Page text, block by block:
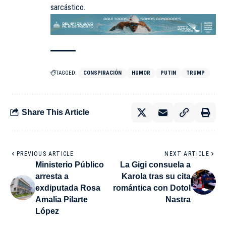
sarcástico.
TAGGED: CONSPIRACIÓN HUMOR PUTIN TRUMP
Share This Article
PREVIOUS ARTICLE
Ministerio Público
arresta a
exdiputada Rosa
Amalia Pilarte
López
NEXT ARTICLE
La Gigi consuela a
Karola tras su cita
romántica con Dotol
Nastra